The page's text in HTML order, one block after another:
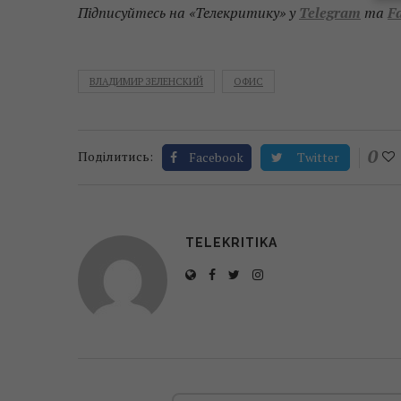
Підписуйтесь на «Телекритику» у Telegram та
ВЛАДИМИР ЗЕЛЕНСКИЙ ОФИС
Поділитись: Facebook Twitter 0
TELEKRITIKA